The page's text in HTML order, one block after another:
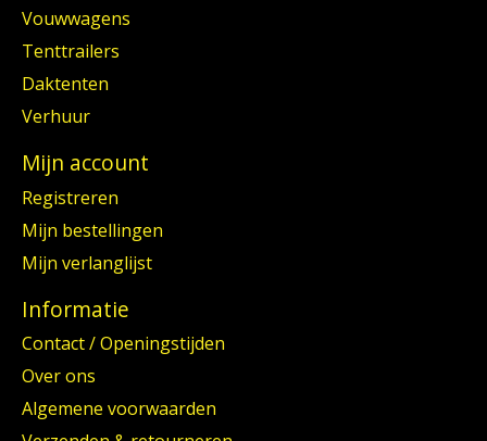
Vouwwagens
Tenttrailers
Daktenten
Verhuur
Mijn account
Registreren
Mijn bestellingen
Mijn verlanglijst
Informatie
Contact / Openingstijden
Over ons
Algemene voorwaarden